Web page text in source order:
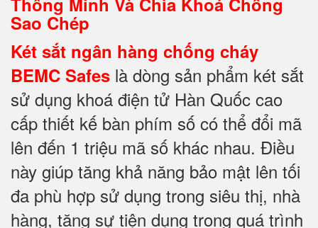
Sao Chép
Két sắt ngân hàng chống cháy
BEMC Safes là dòng sản phẩm két sắt
sử dụng khoá điện tử Hàn Quốc cao
cấp thiết kế bàn phím số có thể đổi mã
lên đến 1 triệu mã số khác nhau. Điều
này giúp tăng khả năng bảo mật lên tối
đa phù hợp sử dụng trong siêu thị, nhà
hàng, tăng sự tiện dụng trong quá trình